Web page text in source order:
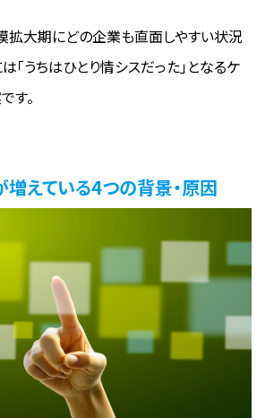
拡大期にどの企業も直面しやすい状況
「うちはひとり情シスだった」となるケ
す。
増えている4つの背景・原因